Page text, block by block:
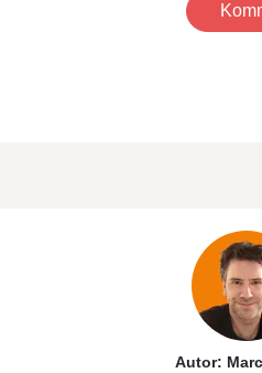
Autor: